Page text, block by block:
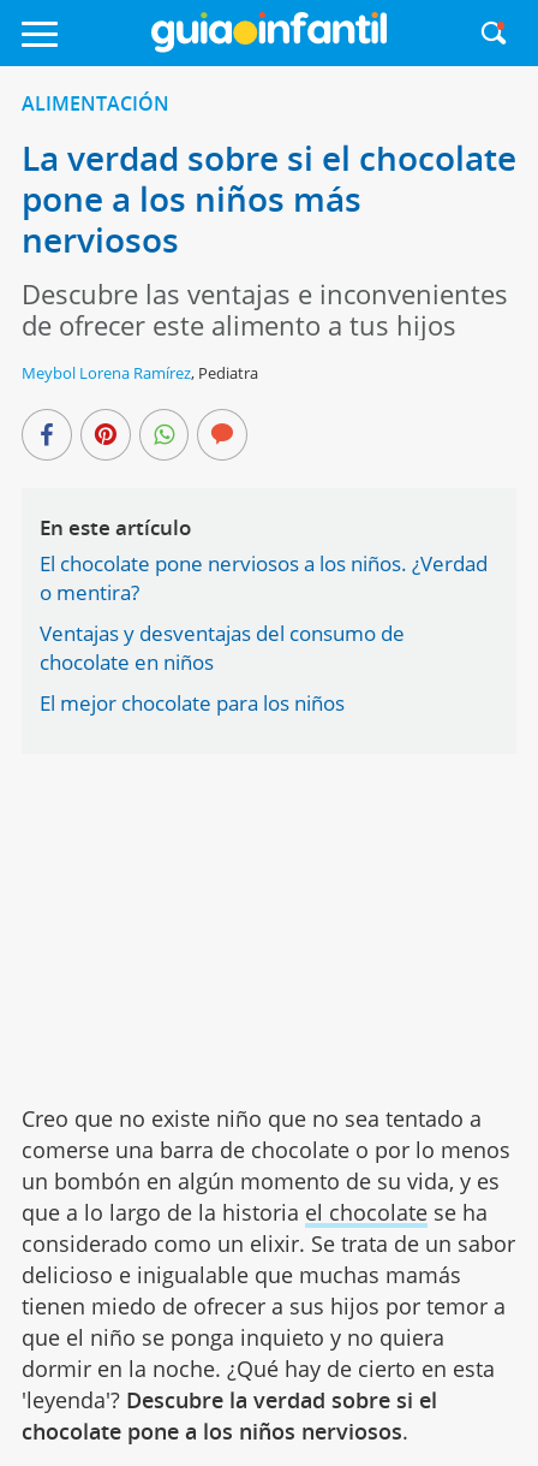
ALIMENTACIÓN
La verdad sobre si el chocolate
pone a los niños más
nerviosos
Descubre las ventajas e inconvenientes
de ofrecer este alimento a tus hijos
Meybol Lorena Ramírez, Pediatra
En este artículo
El chocolate pone nerviosos a los niños. ¿Verdad
o mentira?
Ventajas y desventajas del consumo de
chocolate en niños
El mejor chocolate para los niños
Creo que no existe niño que no sea tentado a
comerse una barra de chocolate o por lo menos
un bombón en algún momento de su vida, y es
que a lo largo de la historia el chocolatese ha
considerado como un elixir. Se trata de un sabor
delicioso e inigualable que muchas mamás
tienen miedo de ofrecer a sus hijos por temor a
que el niño se ponga inquieto y no quiera
dormir en la noche. ¿Qué hay de cierto en esta
'leyenda'? Descubre la verdad sobre si el
chocolate pone a los niños nerviosos.